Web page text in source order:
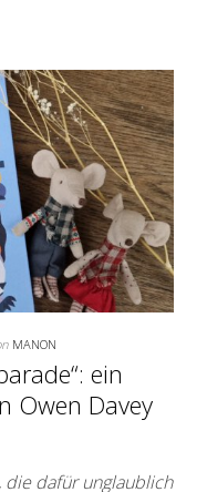
MANON
ein
Owen Davey
die dafür unglaublich